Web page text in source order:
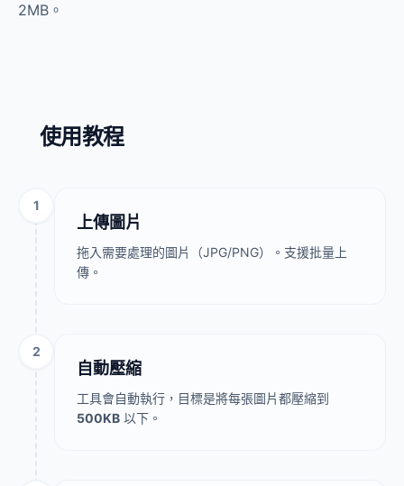
2MB。
使用教程
1
上傳圖片
拖入需要處理的圖片（JPG/PNG）。支援批量上
傳。
2
自動壓縮
工具會自動執行，目標是將每張圖片都壓縮到
500KB 以下。